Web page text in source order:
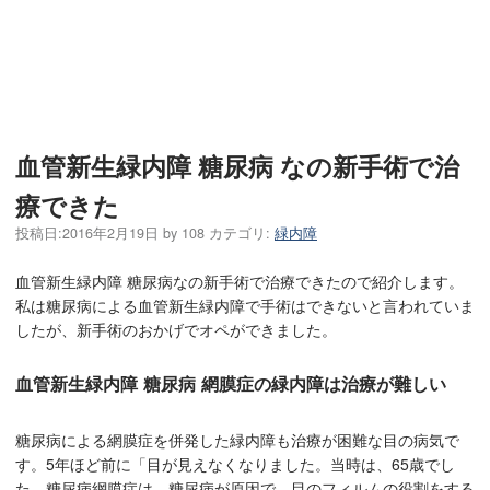
血管新生緑内障 糖尿病 なの新手術で治
療できた
投稿日:2016年2月19日 by 108 カテゴリ: 緑内障
血管新生緑内障 糖尿病なの新手術で治療できたので紹介します。
私は糖尿病による血管新生緑内障で手術はできないと言われていま
したが、新手術のおかげでオペができました。
血管新生緑内障 糖尿病 網膜症の緑内障は治療が難しい
糖尿病による網膜症を併発した緑内障も治療が困難な目の病気で
す。5年ほど前に「目が見えなくなりました。当時は、65歳でし